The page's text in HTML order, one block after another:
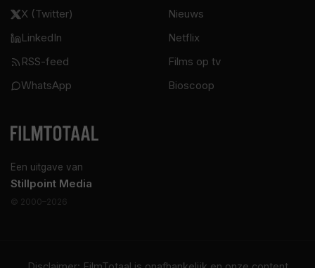
Een uitgave van
Stillpoint Media
© 2000–2026
X (Twitter)
LinkedIn
RSS-feed
WhatsApp
Nieuws
Netflix
Films op tv
Bioscoop